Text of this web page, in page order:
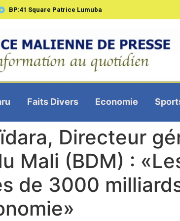
BP:41 Square Patrice Lumuba
Faits Divers Economie
Directeur
Mali (BDM) :
de 3000